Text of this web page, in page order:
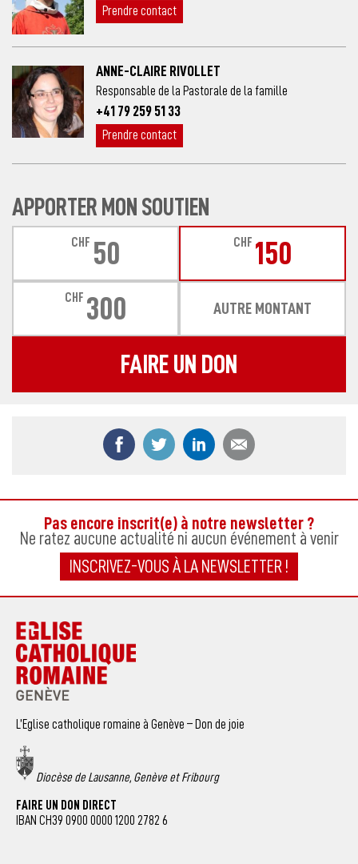
Prendre contact
ANNE-CLAIRE RIVOLLET
Responsable de la Pastorale de la famille
+41 79 259 51 33
Prendre contact
APPORTER MON SOUTIEN
CHF 50 CHF 150
CHF 300 AUTRE MONTANT
FAIRE UN DON
Partager ce contenu sur Facebook
Partager ce contenu sur Twitter
Partager ce contenu
Pas encore inscrit(e) à notre newsletter ?
Ne ratez aucune actualité ni aucun événement à venir
INSCRIVEZ-VOUS À LA NEWSLETTER !
L’Eglise catholique romaine à Genève – Don de joie
Diocèse de Lausanne, Genève et Fribourg
FAIRE UN DON DIRECT
IBAN CH39 0900 0000 1200 2782 6